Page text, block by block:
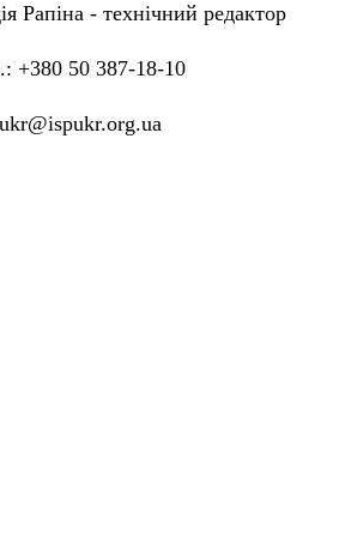
Рапіна - технічний редактор
+380 50 387-18-10